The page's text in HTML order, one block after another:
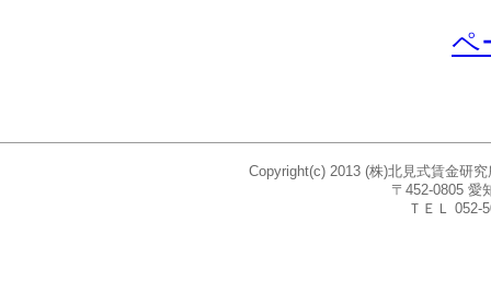
ペ
Copyright(c) 2013 (株)北見式賃金研
〒452-0805 愛
ＴＥＬ 052-